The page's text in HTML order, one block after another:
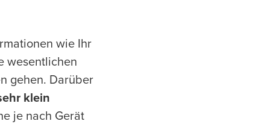
wie Ihr
wesentlichen
gehen. Darüber
klein
je nach Gerät